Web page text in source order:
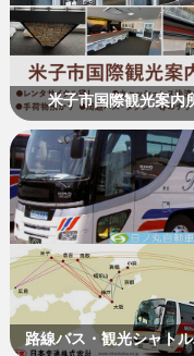
米子市国際観光案内
路線バス・観光シャト